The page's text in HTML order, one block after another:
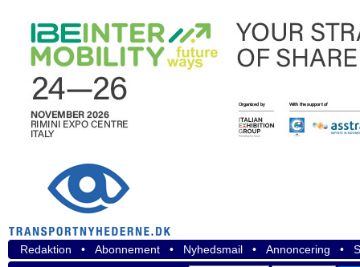
Redaktion • Abonnement • Nyhedsmail • Annoncering •